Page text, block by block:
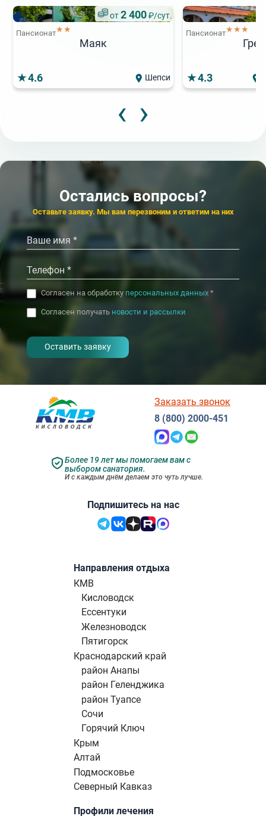
от2 400₽/сут.
Пансионат★★
Маяк
4.6 Шепси
Пансионат★★★
4.3
‹ ›
Популярный
Родина
4.5
Кисловодск
Мечта
‹ ›
Остались вопросы?
Оставьте заявку. Мы вам перезвоним и ответим на них
Согласен на обработку персональных данных*
Согласен получать новости и рассылки
Подпишитесь на нас
Более 19 лет мы помогаем вам с
выбором санатория.
И с каждым днём делаем это чуть лучше.
Заказать звонок
8 (800) 2000-451
Направления отдыха
КМВ
Кисловодск
Ессентуки
Железноводск
Пятигорск
Краснодарский край
район Анапы
район Геленджика
район Туапсе
Сочи
Горячий Ключ
Крым
Алтай
Подмосковье
Северный Кавказ
Профили лечения